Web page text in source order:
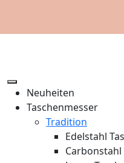
Neuheiten
Taschenmesser
Tradition
Edelstahl
Carbonstahl